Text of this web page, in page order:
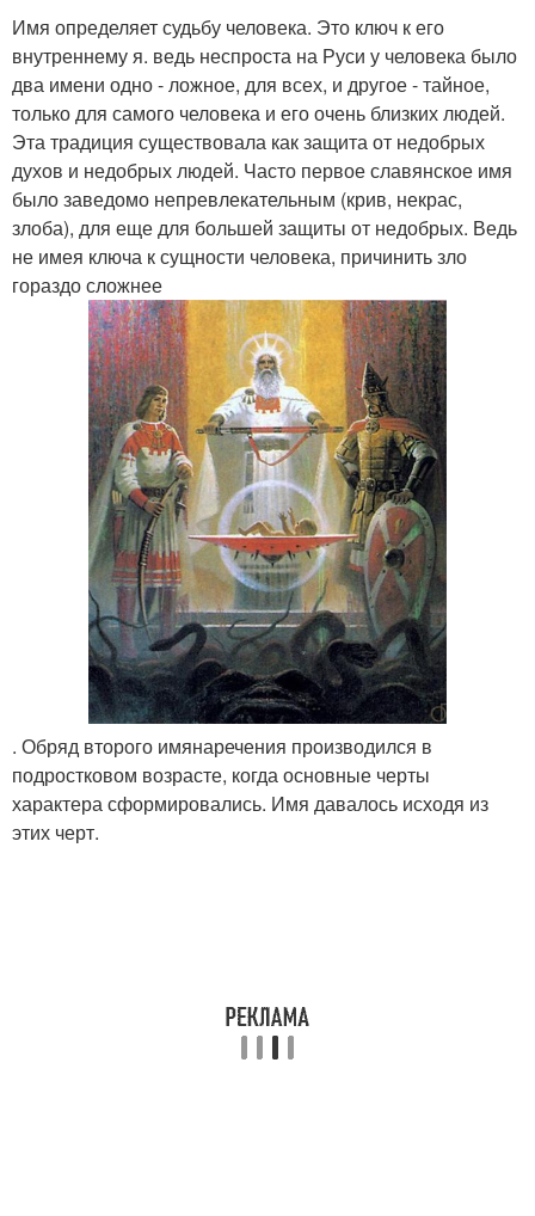
Имя определяет судьбу человека. Это ключ к его
внутреннему я. ведь неспроста на Руси у человека было
два имени одно - ложное, для всех, и другое - тайное,
только для самого человека и его очень близких людей.
Эта традиция существовала как защита от недобрых
духов и недобрых людей. Часто первое славянское имя
было заведомо непревлекательным (крив, некрас,
злоба), для еще для большей защиты от недобрых. Ведь
не имея ключа к сущности человека, причинить зло
гораздо сложнее
. Обряд второго имянаречения производился в
подростковом возрасте, когда основные черты
характера сформировались. Имя давалось исходя из
этих черт.